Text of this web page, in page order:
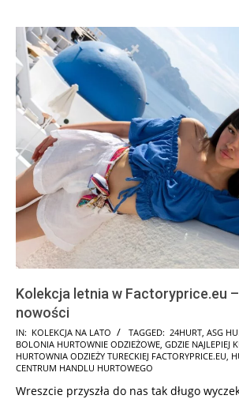
Kolekcja letnia w Factoryprice.eu
nowości
2025-
01-
18
IN: KOLEKCJA NA LATO TAGGED: 24HURT ASG
BOLONIA HURTOWNIE ODZIEŻOWE GDZIE NAJLEPIEJ
HURTOWNIA ODZIEŻY TURECKIEJ FACTORYPRICE.EU
CENTRUM HANDLU HURTOWEGO
Wreszcie przyszła do nas tak długo